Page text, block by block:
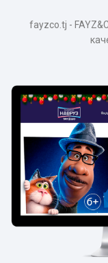
fayzco.tj -